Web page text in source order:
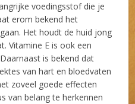
voedingsstof die je
erom bekend het
Het houdt de huid jong
Vitamine E is ook een
is bekend dat
van hart en bloedvaten
zoveel goede effecten
van belang te herkennen